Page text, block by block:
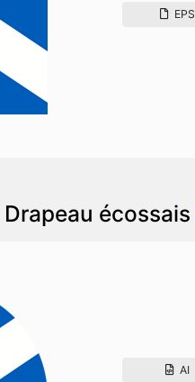
EPS
Drapeau écossais
AI